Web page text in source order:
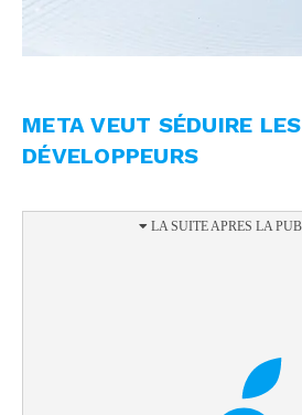
META VEUT SÉDUIRE LES
DÉVELOPPEURS